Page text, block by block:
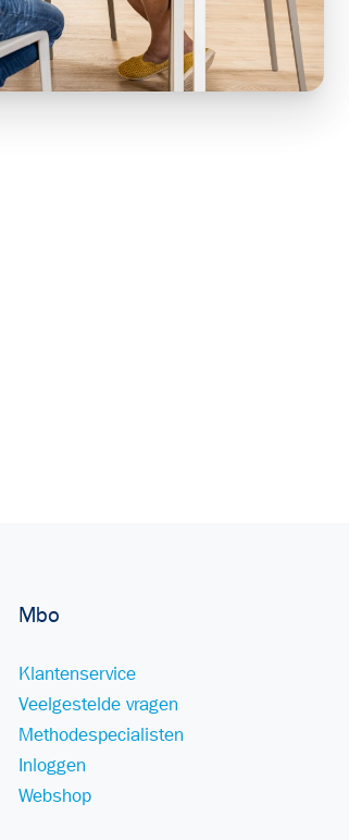
Mbo
Klantenservice
Veelgestelde vragen
Methodespecialisten
Inloggen
Webshop